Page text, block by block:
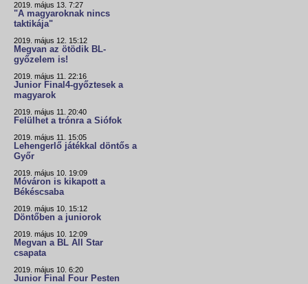
2019. május 13. 7:27
"A magyaroknak nincs
taktikája"
2019. május 12. 15:12
Megvan az ötödik BL-
győzelem is!
2019. május 11. 22:16
Junior Final4-győztesek a
magyarok
2019. május 11. 20:40
Felülhet a trónra a Siófok
2019. május 11. 15:05
Lehengerlő játékkal döntős a
Győr
2019. május 10. 19:09
Móváron is kikapott a
Békéscsaba
2019. május 10. 15:12
Döntőben a juniorok
2019. május 10. 12:09
Megvan a BL All Star
csapata
2019. május 10. 6:20
Junior Final Four Pesten